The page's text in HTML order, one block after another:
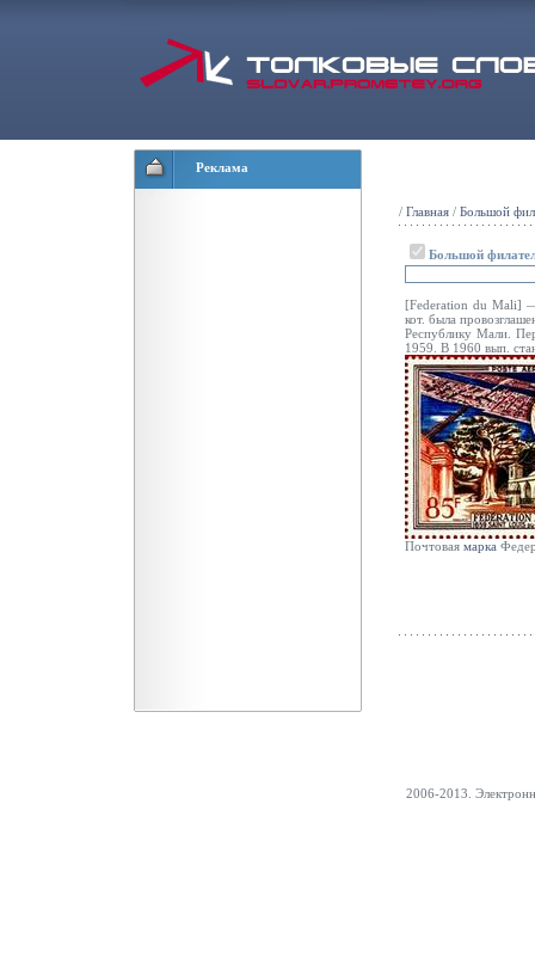
Реклама
/ Главная / Большой
Большой
[Federation du Mali]
кот. была
Республику Мали.
1959. В 1960 вып.
Почтовая марка
2006-2013.